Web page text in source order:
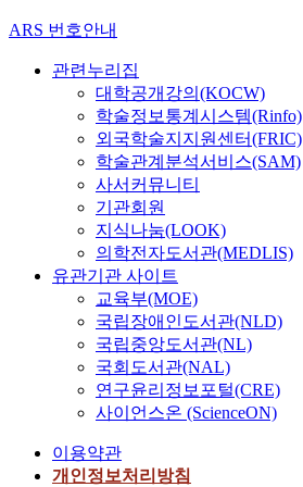
ARS 번호안내
관련누리집
대학공개강의(KOCW)
학술정보통계시스템(Rinfo)
외국학술지지원센터(FRIC)
학술관계분석서비스(SAM)
사서커뮤니티
기관회원
지식나눔(LOOK)
의학전자도서관(MEDLIS)
유관기관 사이트
교육부(MOE)
국립장애인도서관(NLD)
국립중앙도서관(NL)
국회도서관(NAL)
연구윤리정보포털(CRE)
사이언스온 (ScienceON)
이용약관
개인정보처리방침